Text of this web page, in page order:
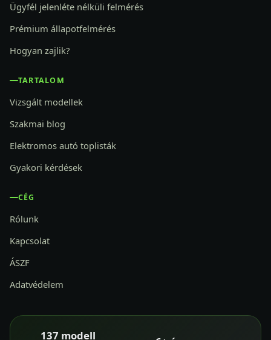
Ügyfél jelenléte nélküli felmérés
Prémium állapotfelmérés
Hogyan zajlik?
TARTALOM
Vizsgált modellek
Szakmai blog
Elektromos autó toplisták
Gyakori kérdések
CÉG
Rólunk
Kapcsolat
ÁSZF
Adatvédelem
137 modell